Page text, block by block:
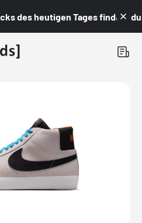
des heutigen Tages findest du